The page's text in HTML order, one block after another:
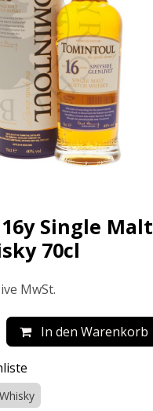
Single Malt
70cl
MwSt.
In den Warenkorb